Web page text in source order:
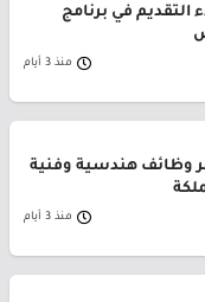
التقديم في برنامج
منذ 3 أيام
وظائف هندسية وفنية
منذ 3 أيام